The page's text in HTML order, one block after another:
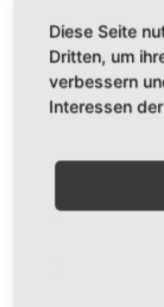
FREESTYLE
–
KOCHKURS
A
l
r
MIT-
EN
Komm
Diese Seite
Dritten, um
verbessern
Interessen